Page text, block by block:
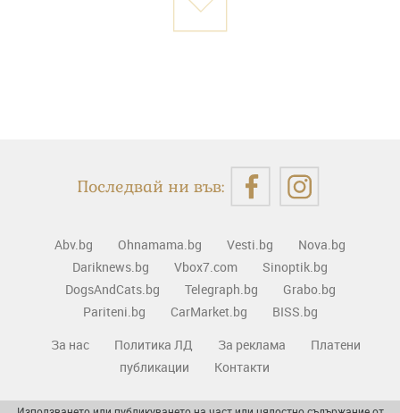
Последвай ни във:
Abv.bg Ohnamama.bg Vesti.bg
Nova.bg
Dariknews.bg
Vbox7.com
Sinoptik.bg
DogsAndCats.bg
Telegraph.bg
Grabo.bg
Pariteni.bg
CarMarket.bg
BISS.bg
За нас
Политика ЛД За реклама
Платени
публикации
Контакти